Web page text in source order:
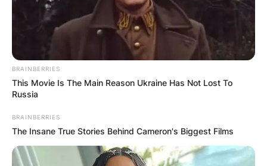
околината на Волково и Кучково се исто
така на располагање за млеко, сирење и
урда кога тоа е потребно. Таму
ангажиравме наш пријател кој се грижи за
нив. Дел од производите ги пласираме
преку „Наша фарма“ и тоа се сезонски
сака може да работи што сака, многу
BRAINBERRIES
This Movie Is The Main Reason Ukraine Has Not Lost To
Russia
BRAINBERRIES
The Insane True Stories Behind Cameron's Biggest Films